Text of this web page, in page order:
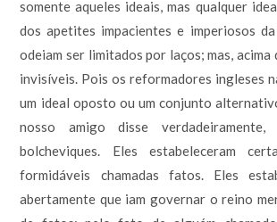
somente aqueles ideais, mas qualquer
dos apetites impacientes e imperiosos da
odeiam ser limitados por laços; mas, acima
invisíveis. Pois os reformadores ingleses
um ideal oposto ou um conjunto
nosso amigo disse
bolcheviques. Eles estabeleceram
formidáveis chamadas fatos. Eles
abertamente que iam governar o reino